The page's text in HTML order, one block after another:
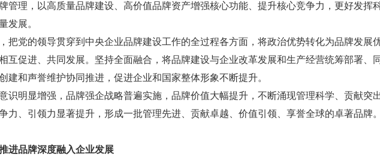
管理，以高质量品牌建设、高价值品牌资产增强核心功能、提升核心竞争力，更好发挥
发展。
把党的领导贯穿到中央企业品牌建设工作的全过程各方面，将政治优势转化为品牌发展
互促进、共同发展。坚持全面融合，将品牌建设与企业改革发展和生产经营统筹部署、
建和声誉维护协同推进，促进企业和国家整体形象不断提升。
识明显增强，品牌强企战略普遍实施，品牌价值大幅提升，不断涌现管理科学、贡献突
力、引领力显著提升，形成一批管理先进、贡献卓越、价值引领、享誉全球的卓著品牌。
进品牌深度融入企业发展